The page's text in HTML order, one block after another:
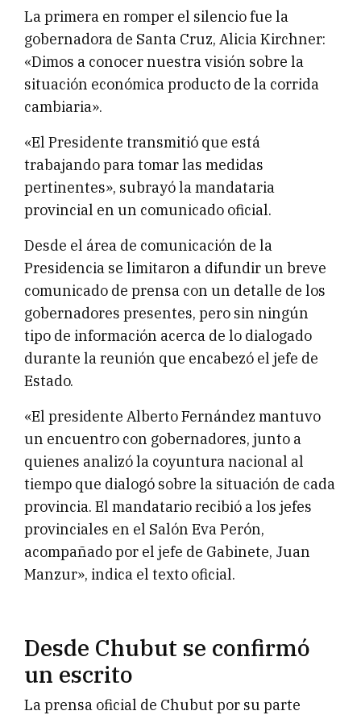
La primera en romper el silencio fue la
gobernadora de Santa Cruz, Alicia Kirchner:
«Dimos a conocer nuestra visión sobre la
situación económica producto de la corrida
cambiaria».
«El Presidente transmitió que está
trabajando para tomar las medidas
pertinentes», subrayó la mandataria
provincial en un comunicado oficial.
Desde el área de comunicación de la
Presidencia se limitaron a difundir un breve
comunicado de prensa con un detalle de los
gobernadores presentes, pero sin ningún
tipo de información acerca de lo dialogado
durante la reunión que encabezó el jefe de
Estado.
«El presidente Alberto Fernández mantuvo
un encuentro con gobernadores, junto a
quienes analizó la coyuntura nacional al
tiempo que dialogó sobre la situación de cada
provincia. El mandatario recibió a los jefes
provinciales en el Salón Eva Perón,
acompañado por el jefe de Gabinete, Juan
Manzur», indica el texto oficial.
Desde Chubut se confirmó
un escrito
La prensa oficial de Chubut por su parte